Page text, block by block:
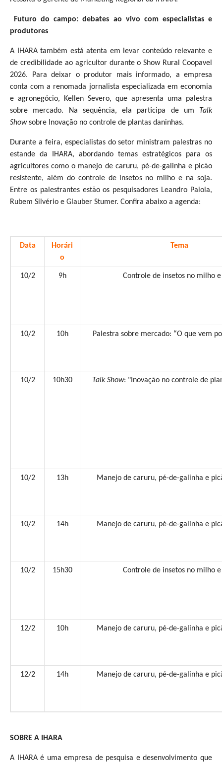
Futuro do campo: debates ao vivo com especialistas e
produtores
A IHARA também está atenta em levar conteúdo relevante e
de credibilidade ao agricultor durante o Show Rural Coopavel
2026. Para deixar o produtor mais informado, a empresa
conta com a renomada jornalista especializada em economia
e agronegócio, Kellen Severo, que apresenta uma palestra
sobre mercado. Na sequência, ela participa de um Talk
Showsobre Inovação no controle de plantas daninhas.
Durante a feira, especialistas do setor ministram palestras no
estande da IHARA, abordando temas estratégicos para os
agricultores como o manejo de caruru, pé-de-galinha e picão
resistente, além do controle de insetos no milho e na soja.
Entre os palestrantes estão os pesquisadores Leandro Paiola,
Rubem Silvério e Glauber Stumer. Confira abaixo a agenda:
Data
Horári
o
Tema
10/2 9h Controle de insetos no milho
10/2 10h Palestra sobre mercado: “O que vem
10/2 10h30 Talk Show: "Inovação no controle de
10/2 13h Manejo de caruru, pé-de-galinha e
10/2 14h Manejo de caruru, pé-de-galinha e
10/2 15h30 Controle de insetos no milho
12/2 10h Manejo de caruru, pé-de-galinha e
12/2 14h Manejo de caruru, pé-de-galinha e
SOBRE A IHARA
A IHARA é uma empresa de pesquisa e desenvolvimento que